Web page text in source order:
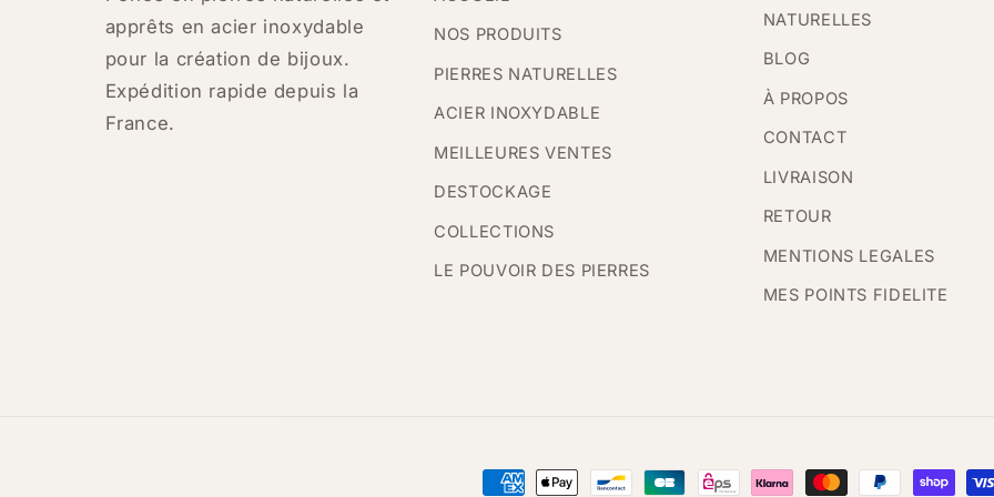
apprêts en acier inoxydable
pour la création de bijoux.
Expédition rapide depuis la
France.
NOS PRODUITS
PIERRES NATURELLES
ACIER INOXYDABLE
MEILLEURES VENTES
DESTOCKAGE
COLLECTIONS
LE POUVOIR DES PIERRES
NATURELLES
BLOG
À PROPOS
CONTACT
LIVRAISON
RETOUR
MENTIONS LEGALES
MES POINTS FIDELITE
Moyens